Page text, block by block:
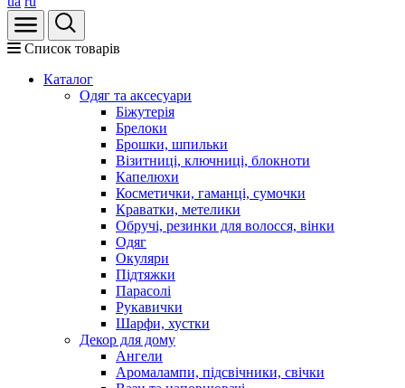
Список товарів
Каталог
Oдяг та аксесуари
Біжутерія
Брелоки
Брошки, шпильки
Візитниці, ключниці, блокноти
Капелюхи
Косметички, гаманці, сумочки
Краватки, метелики
Обручі, резинки для волосся, вінки
Одяг
Окуляри
Підтяжки
Парасолі
Рукавички
Шарфи, хустки
Декор для дому
Ангели
Аромалампи, підсвічники, свічки